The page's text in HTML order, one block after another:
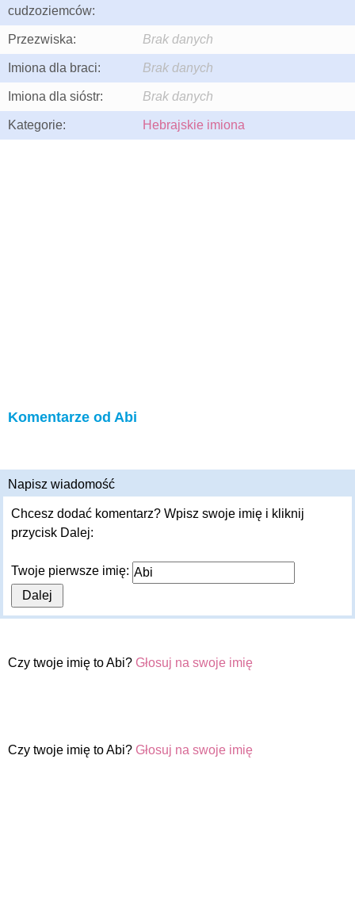
cudzoziemców:
Przezwiska: Brak danych
Imiona dla braci: Brak danych
Imiona dla sióstr: Brak danych
Kategorie: Hebrajskie imiona
Komentarze od Abi
Napisz wiadomość
Chcesz dodać komentarz? Wpisz swoje imię i kliknij
przycisk Dalej:
Twoje pierwsze imię:
Czy twoje imię to Abi? Głosuj na swoje imię
Czy twoje imię to Abi? Głosuj na swoje imię